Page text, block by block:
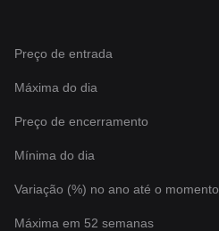
Preço de entrada
Máxima do dia
Preço de encerramento
Mínima do dia
Variação (%) no ano até o momento
Máxima em 52 semanas